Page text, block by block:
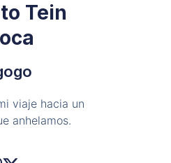
Tein
viaje hacia un
anhelamos.